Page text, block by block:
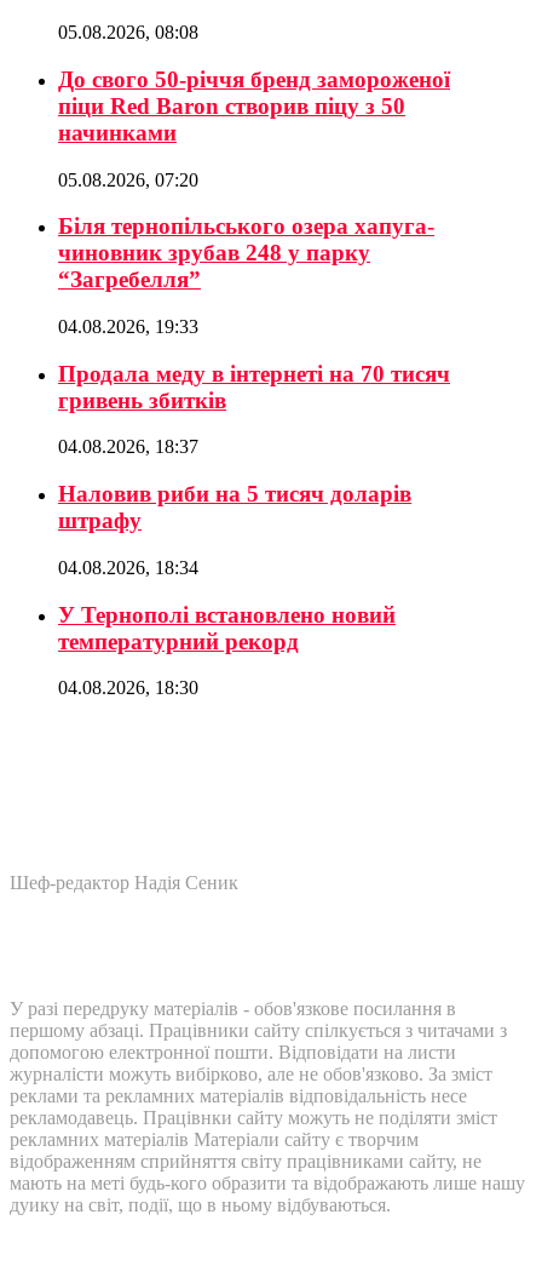
05.08.2026, 08:08
До свого 50-річчя бренд замороженої
піци Red Baron створив піцу з 50
начинками
05.08.2026, 07:20
Біля тернопільського озера хапуга-
чиновник зрубав 248 у парку
“Загребелля”
04.08.2026, 19:33
Продала меду в інтернеті на 70 тисяч
гривень збитків
04.08.2026, 18:37
Наловив риби на 5 тисяч доларів
штрафу
04.08.2026, 18:34
У Тернополі встановлено новий
температурний рекорд
04.08.2026, 18:30
Шеф-редактор Надія Сеник
У разі передруку матеріалів - обов'язкове посилання в
першому абзаці. Працівники сайту спілкується з читачами з
допомогою електронної пошти. Відповідати на листи
журналісти можуть вибірково, але не обов'язково. За зміст
реклами та рекламних матеріалів відповідальність несе
рекламодавець. Працівнки сайту можуть не поділяти зміст
рекламних матеріалів Матеріали сайту є творчим
відображенням сприйняття світу працівниками сайту, не
мають на меті будь-кого образити та відображають лише нашу
дуику на світ, події, що в ньому відбуваються.